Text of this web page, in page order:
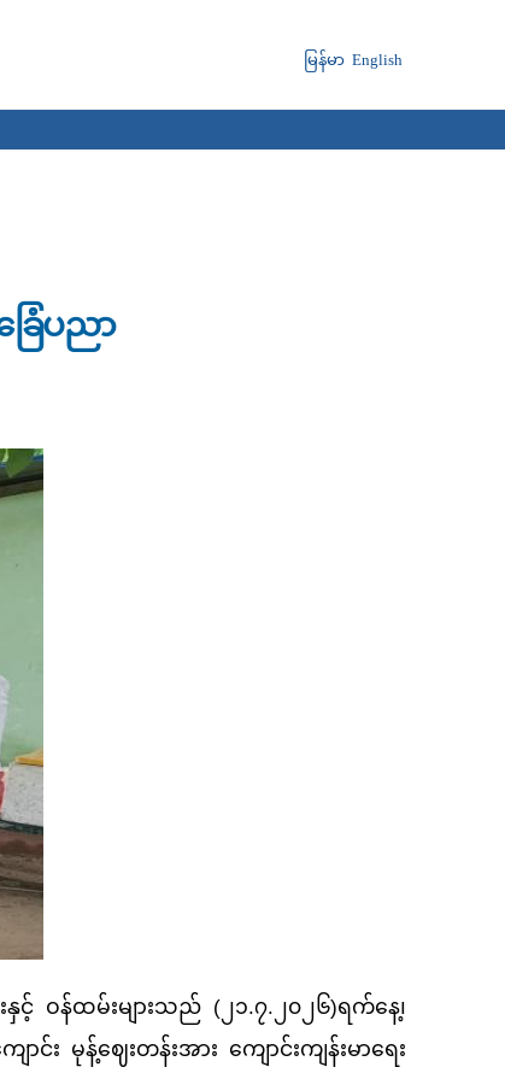
မြန်မာ English
ေံပညာ
င့် ဝန်ထမ်းများသည် (၂၁.၇.၂၀၂၆)ရက်နေ့၊
မုန့်ဈေးတန်းအား ကျောင်းကျန်းမာရေး